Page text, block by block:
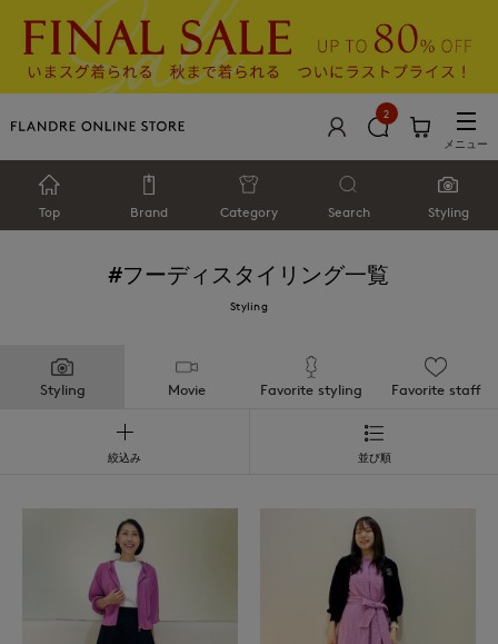
2
メニュー
Top Brand Category Search Styling
#フーディ スタイリング一覧
Styling
Styling Movie Favorite styling Favorite staff
絞込み 並び順